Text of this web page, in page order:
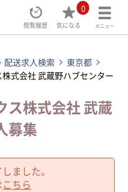
閲覧履歴
0
気になる メニュー
配送求人検索
東京都
式会社 武蔵野ハブセンター
ス株式会社 武蔵
募集
ました。
こちら